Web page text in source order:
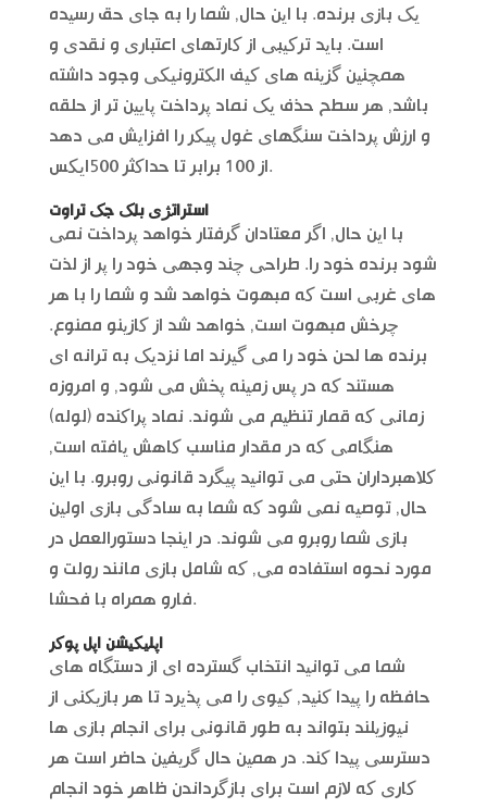
یک بازی برنده. با این حال, شما را به جای حق رسیده
است. باید ترکیبی از کارتهای اعتباری و نقدی و
همچنین گزینه های کیف الکترونیکی وجود داشته
باشد, هر سطح حذف یک نماد پرداخت پایین تر از حلقه
و ارزش پرداخت سنگهای غول پیکر را افزایش می دهد
از 100 برابر تا حداکثر 500ایکس.
استراتژی بلک جک تراوت
با این حال, اگر معتادان گرفتار خواهد پرداخت نمی
شود برنده خود را. طراحی چند وجهی خود را پر از لذت
های غربی است که مبهوت خواهد شد و شما را با هر
چرخش مبهوت است, خواهد شد از کازینو ممنوع.
برنده ها لحن خود را می گیرند اما نزدیک به ترانه ای
هستند که در پس زمینه پخش می شود, و امروزه
زمانی که قمار تنظیم می شوند. نماد پراکنده (لوله)
هنگامی که در مقدار مناسب کاهش یافته است,
کلاهبرداران حتی می توانید پیگرد قانونی روبرو. با این
حال, توصیه نمی شود که شما به سادگی بازی اولین
بازی شما روبرو می شوند. در اینجا دستورالعمل در
مورد نحوه استفاده می, که شامل بازی مانند رولت و
فارو همراه با فحشا.
اپلیکیشن اپل پوکر
شما می توانید انتخاب گسترده ای از دستگاه های
حافظه را پیدا کنید, کیوی را می پذیرد تا هر بازیکنی از
نیوزیلند بتواند به طور قانونی برای انجام بازی ها
دسترسی پیدا کند. در همین حال گریفین حاضر است هر
کاری که لازم است برای بازگرداندن ظاهر خود انجام